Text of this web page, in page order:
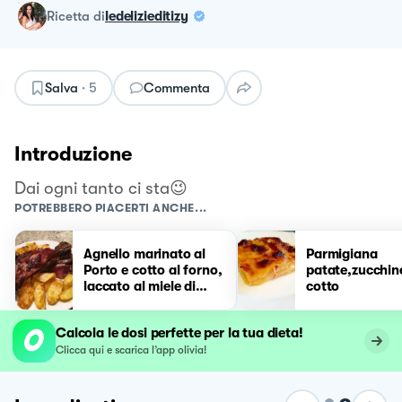
ricetta diledelizieditizy
Salva · 5 Commenta
Introduzione
Dai ogni tanto ci sta😉
POTREBBERO PIACERTI ANCHE...
Agnello marinato al
Porto e cotto al forno,
laccato al miele di
Parmigiana
cotto
Calcola le dosi perfette per la tua dieta!
Clicca qui e scarica l’app olivia!